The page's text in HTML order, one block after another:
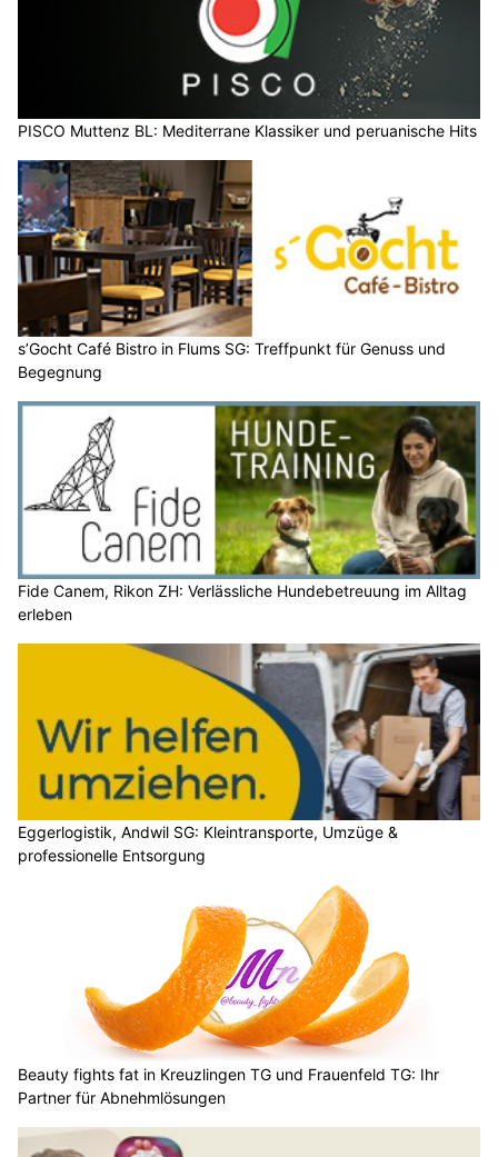
PISCO Muttenz BL: Mediterrane Klassiker und peruanische Hits
s’Gocht Café Bistro in Flums SG: Treffpunkt für Genuss und
Begegnung
Fide Canem, Rikon ZH: Verlässliche Hundebetreuung im Alltag
erleben
Eggerlogistik, Andwil SG: Kleintransporte, Umzüge &
professionelle Entsorgung
Beauty fights fat in Kreuzlingen TG und Frauenfeld TG: Ihr
Partner für Abnehmlösungen